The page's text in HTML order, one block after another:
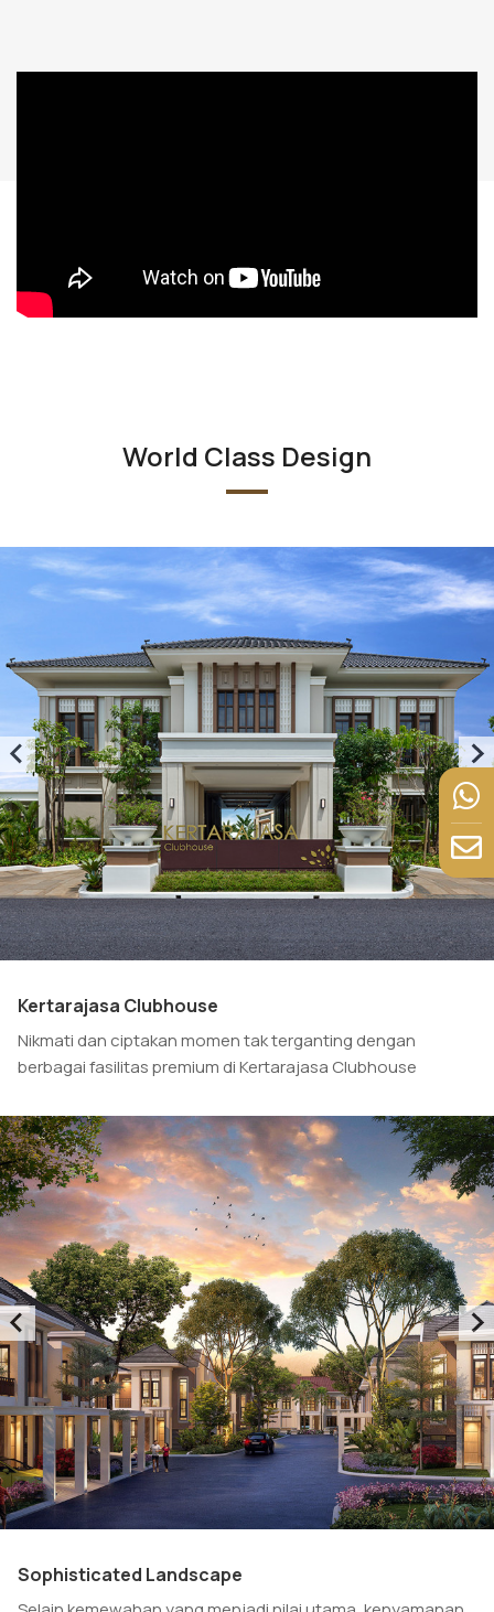
World Class Design
Kertarajasa Clubhouse
Nikmati dan ciptakan momen tak terganting dengan
berbagai fasilitas premium di Kertarajasa Clubhouse
Sophisticated Landscape